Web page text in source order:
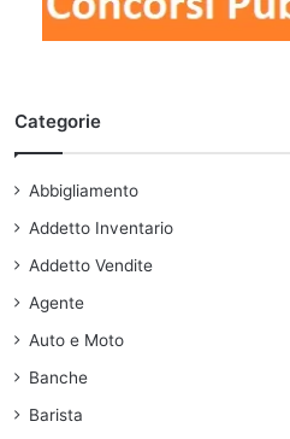
Categorie
Abbigliamento
Addetto Inventario
Addetto Vendite
Agente
Auto e Moto
Banche
Barista